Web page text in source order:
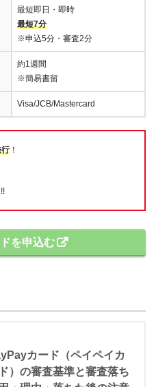
最短即日・即時
最短7分
※申込5分・審査2分
約1週間
※簡易書留
Visa/JCB/Mastercard
！
を申込む
カード（ペイペイカ
）の審査基準と審査落ち